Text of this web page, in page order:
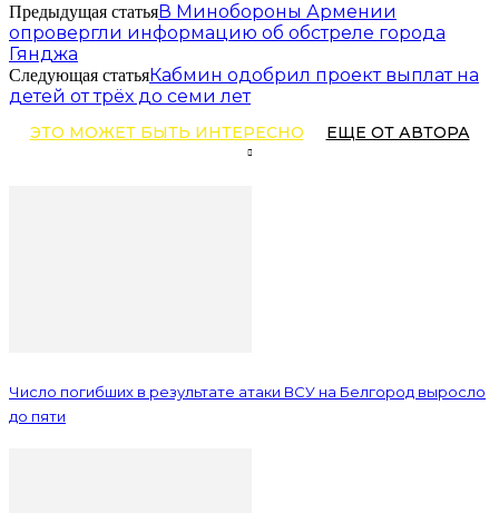
Предыдущая статьяВ Минобороны Армении
опровергли информацию об обстреле города
Гянджа
Следующая статьяКабмин одобрил проект выплат на
детей от трёх до семи лет
ЭТО МОЖЕТ БЫТЬ ИНТЕРЕСНО ЕЩЕ ОТ АВТОРА
Число погибших в результате атаки ВСУ на Белгород выросло
до пяти